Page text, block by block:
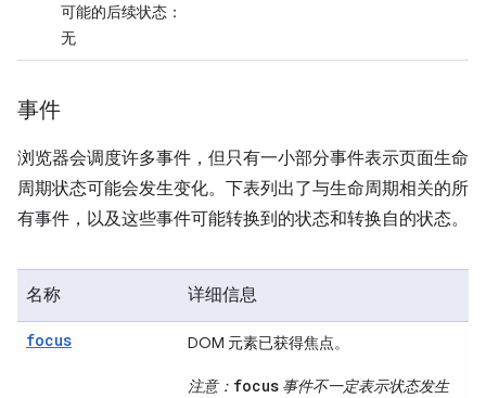
可能的后续状态 ：
无
事件
浏览器会调度许多事件，但只有一小部分事件表示页面生命
周期状态可能会发生变化。下表列出了与生命周期相关的所
有事件，以及这些事件可能转换到的状态和转换自的状态。
名称 详细信息
focus DOM 元素已获得焦点。
注意： focus 事件不一定表示状态发生